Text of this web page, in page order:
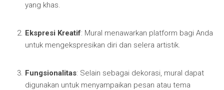
yang khas.
Ekspresi Kreatif: Mural menawarkan platform bagi Anda
untuk mengekspresikan diri dan selera artistik.
Fungsionalitas: Selain sebagai dekorasi, mural dapat
digunakan untuk menyampaikan pesan atau tema